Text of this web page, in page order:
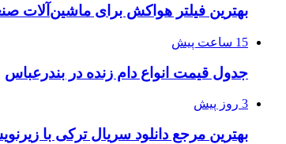
بهترین فیلتر هواکش برای ماشین‌آلات
15 ساعت پیش
جدول قیمت انواع دام زنده در بندرعباس
3 روز پیش
بهترین مرجع دانلود سریال ترکی با